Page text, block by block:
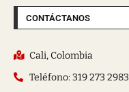
CONTÁCTANOS
Cali, Colombia
Teléfono: 319 273 2983